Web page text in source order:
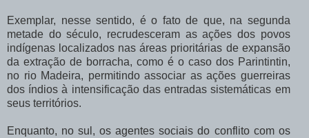
Exemplar, nesse sentido, é o fato de que, na segunda
metade do século, recrudesceram as ações dos povos
indígenas localizados nas áreas prioritárias de expansão
da extração de borracha, como é o caso dos Parintintin,
no rio Madeira, permitindo associar as ações guerreiras
dos índios à intensificação das entradas sistemáticas em
seus territórios.
Enquanto, no sul, os agentes sociais do conflito com os